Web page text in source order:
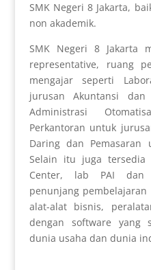
SMK Negeri 8 Jakarta,
non akademik.
SMK Negeri 8 Jakarta
representative, ruang
mengajar seperti
jurusan Akuntansi dan
Administrasi
Perkantoran untuk
Daring dan Pemasaran
Selain itu juga tersedia
Center, lab PAI dan
penunjang
alat-alat bisnis,
dengan software yang
dunia usaha dan dunia